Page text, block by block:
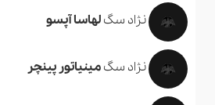
نژاد سگلهاسا آپسو
نژاد سگمینیاتور پینچر